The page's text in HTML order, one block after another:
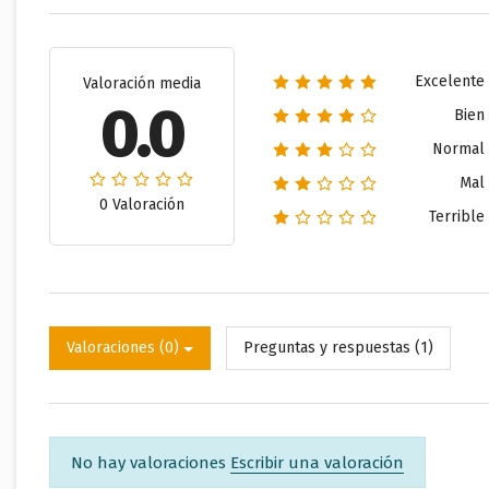
Valoración media
0.0
0 Valoración
Excelente
Bien
Normal
Mal
Terrible
Valoraciones (0) Preguntas y respuestas (1)
No hay valoraciones Escribir una valoración